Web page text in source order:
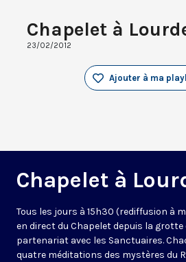
Chapelet à
23/02/2012
Ajouter à ma
Chapelet à
Tous les jours à 15h30 (rediffusion à
en direct du Chapelet depuis la grotte
partenariat avec les Sanctuaires.
quatre méditations des mystères du